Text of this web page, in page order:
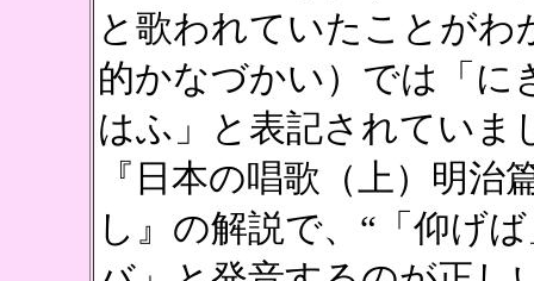
と歌われていたことが
的かなづかい）では「に
はふ」と表記されていま
『日本の唱歌（上）明
し』の解説で、“「仰げ